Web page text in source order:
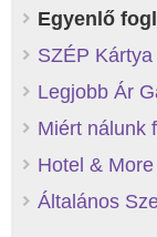
Egyenlő
SZÉP Kártya
Legjobb Ár
Miért nálunk
Hotel &
Általános